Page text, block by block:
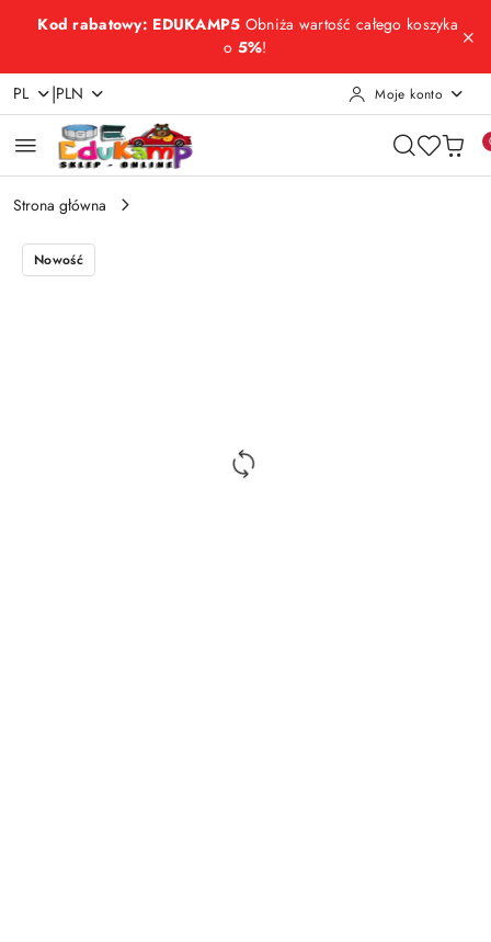
Przejdź do treści głównej
Przejdź do wyszukiwarki
Przejdź do moje konto
Przejdź do menu głównego
Przejdź do opisu produktu
Przejdź do stopki
Kod rabatowy: EDUKAMP5 Obniża wartość całego koszyka
o 5%!
PL |PLN Moje konto
Strona główna
Nowość